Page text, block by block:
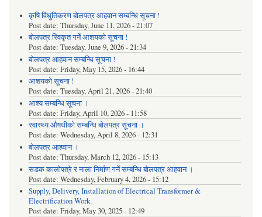
कृषि विधुतिकरण बोलपत्र आहवान सम्बन्धि सूचना !
Post date: Thursday, June 11, 2026 - 21:07
बोलपत्र स्विकृत गर्ने आशयको सूचना !
Post date: Tuesday, June 9, 2026 - 21:34
बोलपत्र आहवान सम्बन्धि सूचना !
Post date: Friday, May 15, 2026 - 16:44
आशयको सूचना !
Post date: Tuesday, April 21, 2026 - 21:40
आश्य सम्बन्धि सूचना ।
Post date: Friday, April 10, 2026 - 11:58
स्वास्थ्य औषधीको सम्बन्धि बोलपत्र सूचना ।
Post date: Wednesday, April 8, 2026 - 12:31
बोलपत्र आहवान ।
Post date: Thursday, March 12, 2026 - 15:13
सडक कालोपत्रे र नाला निर्माण गर्ने सम्बन्धि बोलपत्र आहवान ।
Post date: Wednesday, February 4, 2026 - 15:12
Supply, Delivery, Installation of Electrical Transformer &
Electrification Work.
Post date: Friday, May 30, 2025 - 12:49